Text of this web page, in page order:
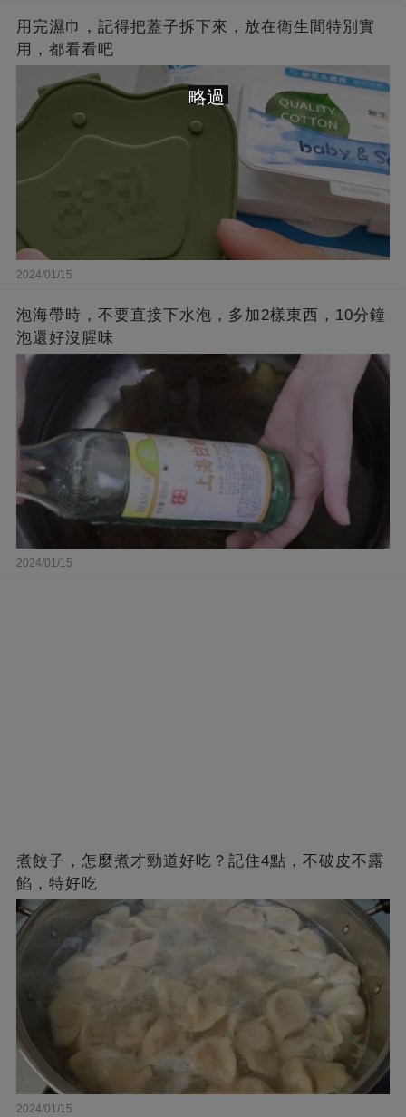
用完濕巾，記得把蓋子拆下來，放在衛生間特別實
用，都看看吧
2024/01/15
泡海帶時，不要直接下水泡，多加2樣東西，10分鐘
泡還好沒腥味
2024/01/15
煮餃子，怎麼煮才勁道好吃？記住4點，不破皮不露
餡，特好吃
2024/01/15
略過